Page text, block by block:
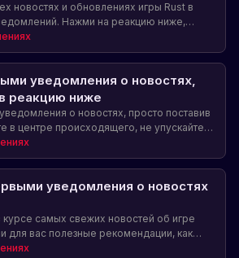
новостях и обновлениях игры Rust в
Нажми на реакцию ниже,
уведомления.
уведомления о новостях,
реакцию ниже
о новостях, просто поставив
в центре происходящего, не упускайте
в игре Rust в Steam.
уведомления о новостях
курсе самых свежих новостей об игре
для вас полезные рекомендации, как
о новостях первыми!